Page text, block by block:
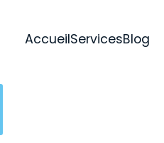
AccueilServicesBlog